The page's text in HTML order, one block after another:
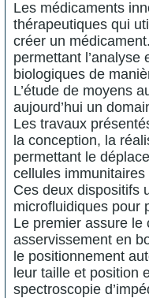
Les médicaments
thérapeutiques qui
créer un
permettant
biologiques de
L’étude de moyens
aujourd’hui un
Les travaux
la conception, la
permettant le
cellules
Ces deux dispositifs
microfluidiques pour
Le premier assure le
asservissement en
le positionnement
leur taille et position
spectroscopie